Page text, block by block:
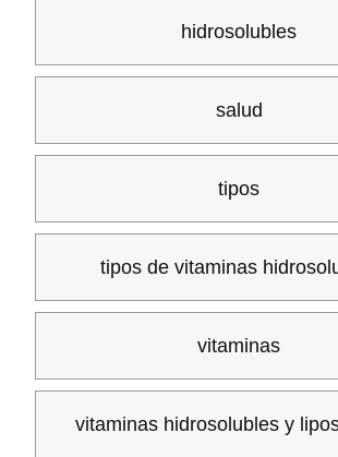
hidrosolubles
salud
tipos
tipos de vitaminas
vitaminas
vitaminas hidrosolubles y